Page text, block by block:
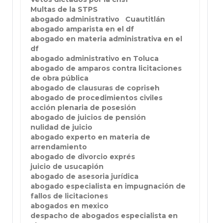
Multas de la STPS
abogado administrativo
Cuautitlán
abogado amparista en el df
abogado en materia administrativa en el
df
abogado administrativo en Toluca
abogado de amparos contra licitaciones
de obra pública
abogado de clausuras de copriseh
abogado de procedimientos civiles
acción plenaria de posesión
abogado de juicios de pensión
nulidad de juicio
abogado experto en materia de
arrendamiento
abogado de divorcio exprés
juicio de usucapión
abogado de asesoria jurídica
abogado especialista en impugnación de
fallos de licitaciones
abogados en mexico
despacho de abogados especialista en